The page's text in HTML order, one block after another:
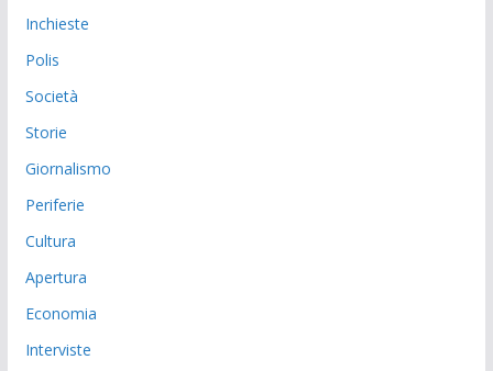
Inchieste
Polis
Società
Storie
Giornalismo
Periferie
Cultura
Apertura
Economia
Interviste